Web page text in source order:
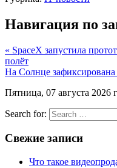
Навигация по
« SpaceX запустила
полёт
На Солнце
Пятница, 07 августа 2026
Search for:
Свежие записи
Что такое